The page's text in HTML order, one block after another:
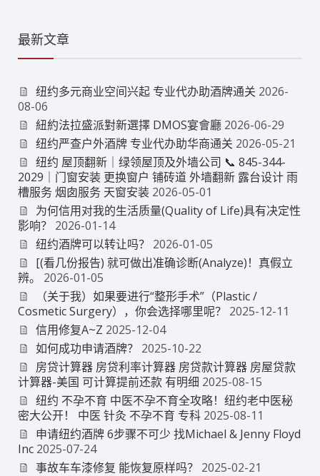
最新文章
纽约多元商业空间兴起 专业代办助酒牌通关 2026-
08-06
紐約法拉盛派對新選擇 DMOS宴會廳 2026-06-29
纽约严查户外酒牌 专业代办助华商通关 2026-05-21
纽约 屋顶翻新｜绿领屋顶及外墙公司 📞 845-344-
2029｜门窗安装 更换窗户 铺砖道 外墙翻新 露台设计 雨
槽服务 烟囱服务 天窗安装 2026-05-01
为何信用对我的生活质量(Quality of Life)具有决定性
影响？ 2026-01-14
纽约酒牌可以转让吗？ 2026-01-05
[(看几份报告) 就可做出准确诊断(Analyze)！真假立
辨。
2026-01-05
（关于我）如果要进行“整形手术”（Plastic /
Cosmetic Surgery），你会选择哪里呢？ 2025-12-11
信用修复A~Z 2025-12-04
如何成功申请酒牌？ 2025-10-22
房贷计算器 房贷利率计算器 房贷款计算器 房屋贷款
计算器-美国 可计算提前还款 有明细 2025-08-15
纽约 不孕不育 中医不孕不育全攻略！纽约老中医秘
密大公开！ 中医 针灸 不孕不育 专科 2025-08-11
申请纽约酒牌 6步骤不可少 找Michael & Jenny Floyd
Inc 2025-07-24
事故车车漆修复 能恢复原样吗？ 2025-02-21